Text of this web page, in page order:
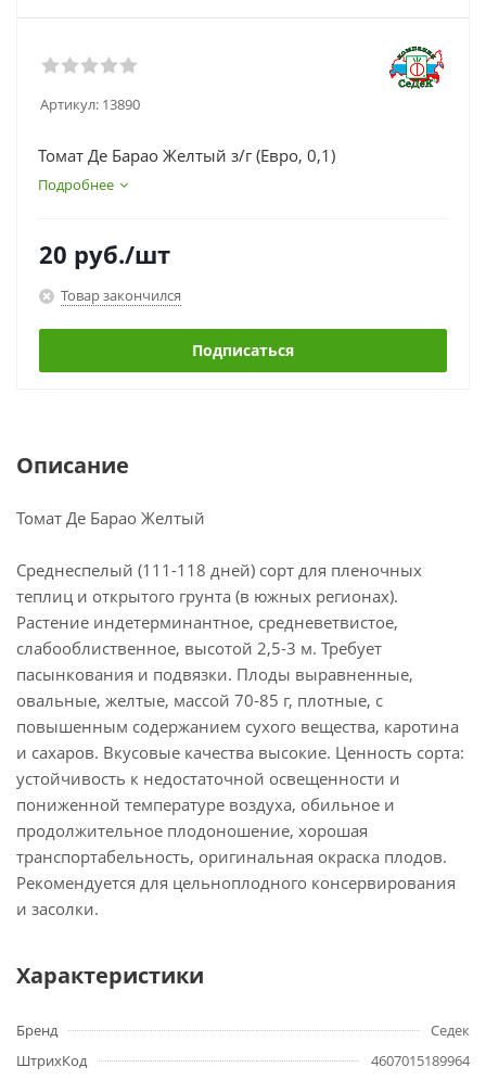
Артикул: 13890
Томат Де Барао Желтый з/г (Евро, 0,1)
Подробнее
20 руб./шт
Товар закончился
Подписаться
Описание
Томат Де Барао Желтый
Среднеспелый (111-118 дней) сорт для пленочных
теплиц и открытого грунта (в южных регионах).
Растение индетерминантное, средневетвистое,
слабооблиственное, высотой 2,5-3 м. Требует
пасынкования и подвязки. Плоды выравненные,
овальные, желтые, массой 70-85 г, плотные, с
повышенным содержанием сухого вещества, каротина
и сахаров. Вкусовые качества высокие. Ценность сорта:
устойчивость к недостаточной освещенности и
пониженной температуре воздуха, обильное и
продолжительное плодоношение, хорошая
транспортабельность, оригинальная окраска плодов.
Рекомендуется для цельноплодного консервирования
и засолки.
Характеристики
Бренд
Седек
ШтрихКод
4607015189964